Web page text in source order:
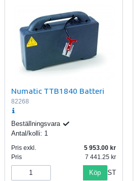
Numatic TTB1840 Batteri
82268
Beställningsvara
Antal/kolli: 1
Pris exkl.
5 953.00
Pris
7 441.25
Köp ST